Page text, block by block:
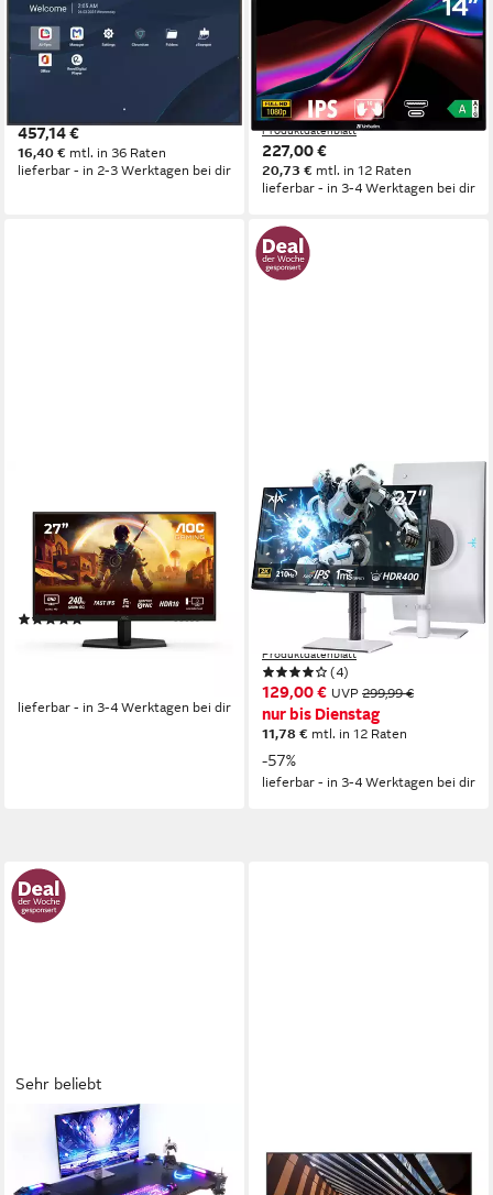
VIEWSONIC
CDE4314-2C LED-Monitor
8 ms
Reaktionszeit
Bildwiederholfrequenz
457,14 €
16,40 € mtl. in 36 Raten
lieferbar - in 2-3 Werktagen bei dir
49591 LED-Monitor
36 cm/ 14 Zoll Diagonale
1920 x 1080 px, Full HD
Auflösung
6 ms Reaktionszeit
Produktdatenblatt
227,00 €
20,73 € mtl. in 12 Raten
lieferbar - in 3-4 Werktagen bei dir
68,6 cm/ 27 Zoll Diagonale
2560 x 1440 px, QHD Auflösung
1 ms Reaktionszeit
Produktdatenblatt
(6)
ab 165,95 € UVP249,00 €
lieferbar - in 3-4 Werktagen bei dir
KTC
H27T6, Adaptive Sync, 450
cd/ Helligkeit, Eingebaute
Lautsprecher Gaming-Monitor
2560 x 1440 px, 2K QHD Auflösung
Reaktionszeit
Bildwiederholfrequenz
Produktdatenblatt
(4)
129,00 € UVP 299,99 €
nur bis Dienstag
11,78 € mtl. in 12 Raten
-57%
lieferbar - in 3-4 Werktagen bei dir
Sehr beliebt
HOMALL
Gamingtisch LED Gaming
Tisch,Computertisch,mit RGB
E244F LED-Monitor
60 cm/ 24 Zoll Diagonale